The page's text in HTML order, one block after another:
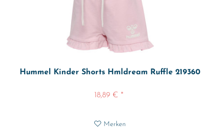
Hummel Kinder Shorts Hmldream Ruffle 219360
18,89 € *
Merken